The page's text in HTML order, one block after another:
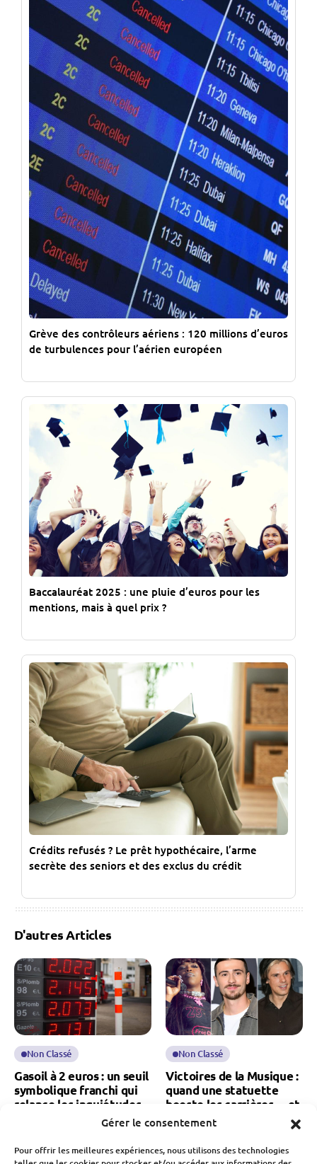
Gérer le consentement
Pour offrir les meilleures expériences, nous utilisons des technologies
Grève des contrôleurs aériens : 120 millions d’euros
de turbulences pour l’aérien européen
Baccalauréat 2025 : une pluie d’euros pour les
mentions, mais à quel prix ?
Crédits refusés ? Le prêt hypothécaire, l’arme
secrète des seniors et des exclus du crédit
D'autres Articles
Non Classé
Gasoil à 2 euros : un seuil
symbolique franchi qui
relance les inquiétudes
sur le pouvoir d’achat
9 Mars 2026
Non Classé
Victoires de la Musique :
quand une statuette
booste les carrières… et
les revenus
13 Février 2026